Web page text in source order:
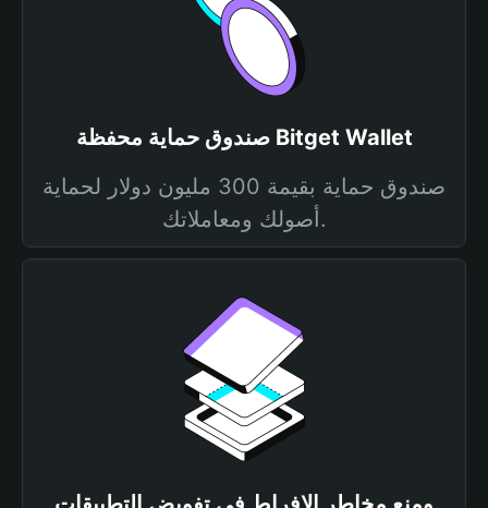
صندوق حماية محفظة Bitget Wallet
صندوق حماية بقيمة 300 مليون دولار لحماية
أصولك ومعاملاتك.